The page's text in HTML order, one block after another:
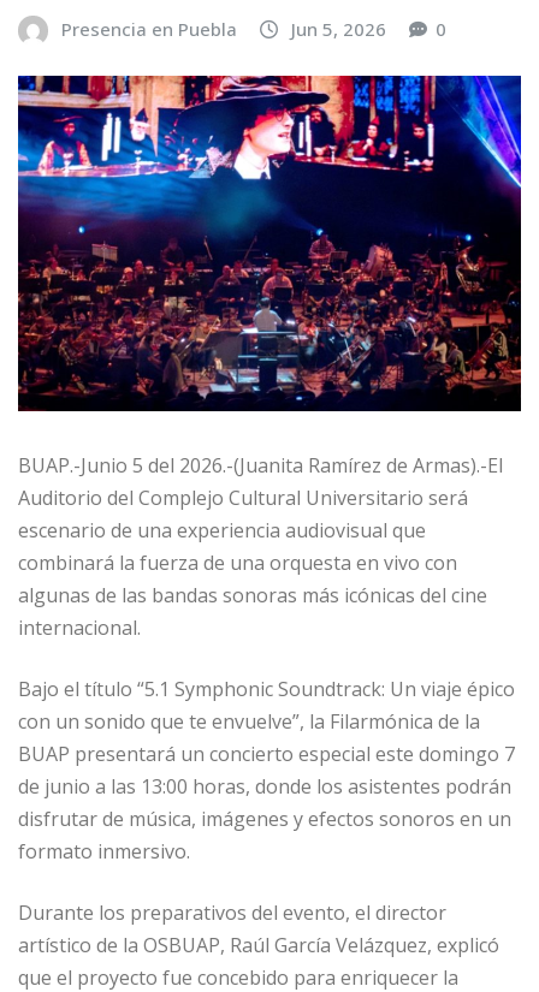
Presencia en Puebla Jun 5, 2026 0
BUAP.-Junio 5 del 2026.-(Juanita Ramírez de Armas).-El
Auditorio del Complejo Cultural Universitario será
escenario de una experiencia audiovisual que
combinará la fuerza de una orquesta en vivo con
algunas de las bandas sonoras más icónicas del cine
internacional.
Bajo el título “5.1 Symphonic Soundtrack: Un viaje épico
con un sonido que te envuelve”, la Filarmónica de la
BUAP presentará un concierto especial este domingo 7
de junio a las 13:00 horas, donde los asistentes podrán
disfrutar de música, imágenes y efectos sonoros en un
formato inmersivo.
Durante los preparativos del evento, el director
artístico de la OSBUAP, Raúl García Velázquez, explicó
que el proyecto fue concebido para enriquecer la